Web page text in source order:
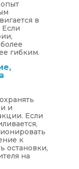
опыт
в
гибким.
и
Если
к
остановки,
на